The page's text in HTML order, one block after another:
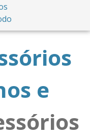
e